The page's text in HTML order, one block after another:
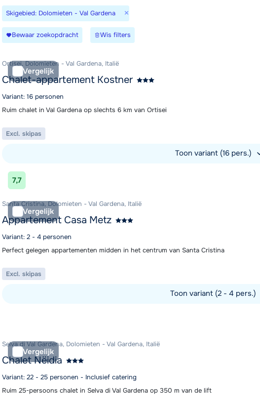
Skigebied: Dolomieten - Val Gardena ×
Bewaar zoekopdracht Wis filters
Vergelijk
Ortisei, Dolomieten - Val Gardena, Italië
Chalet-appartement Kostner
Variant: 16 personen
Ruim chalet in Val Gardena op slechts 6 km van Ortisei
Excl. skipas
Toon variant (16 pers.)
Bekijk accommodatie
7,7
Vergelijk
Santa Cristina, Dolomieten - Val Gardena, Italië
Appartement Casa Metz
Variant: 2 - 4 personen
Perfect gelegen appartementen midden in het centrum van Santa Cristina
Excl. skipas
Toon variant (2 - 4 pers.)
Vergelijk
Selva di Val Gardena, Dolomieten - Val Gardena, Italië
Chalet Nëidia
Variant: 22 - 25 personen - Inclusief catering
Ruim 25-persoons chalet in Selva di Val Gardena op 350 m van de lift